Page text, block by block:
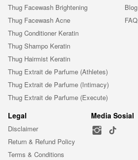
Thug Facewash Brightening
Thug Facewash Acne
Thug Conditioner Keratin
Thug Shampo Keratin
Thug Hairmist Keratin
Thug Extrait de Parfume (Athletes)
Thug Extrait de Parfume (Intimacy)
Thug Extrait de Parfume (Execute)
Blog
FAQ
Legal
Disclaimer
Return & Refund Policy
Terms & Conditions
Media Sosial